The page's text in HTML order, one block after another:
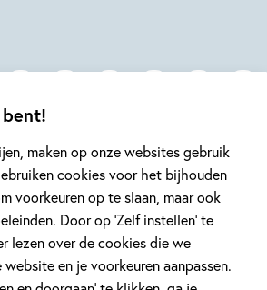
maken op onze websites gebruik
cookies voor het bijhouden
voorkeuren op te slaan, maar ook
Door op ‘Zelf instellen’ te
lezen over de cookies die we
en je voorkeuren aanpassen.
enkel kinderboek
meer en schrijf
onze nieuwsbrief
twee weken nieuws,